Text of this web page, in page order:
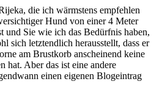
die ich wärmstens empfehlen
Hund von einer 4 Meter
und Sie wie ich das Bedürfnis haben,
sich letztendlich herausstellt, dass er
am Brustkorb anscheinend keine
hat. Aber das ist eine andere
einen eigenen Blogeintrag